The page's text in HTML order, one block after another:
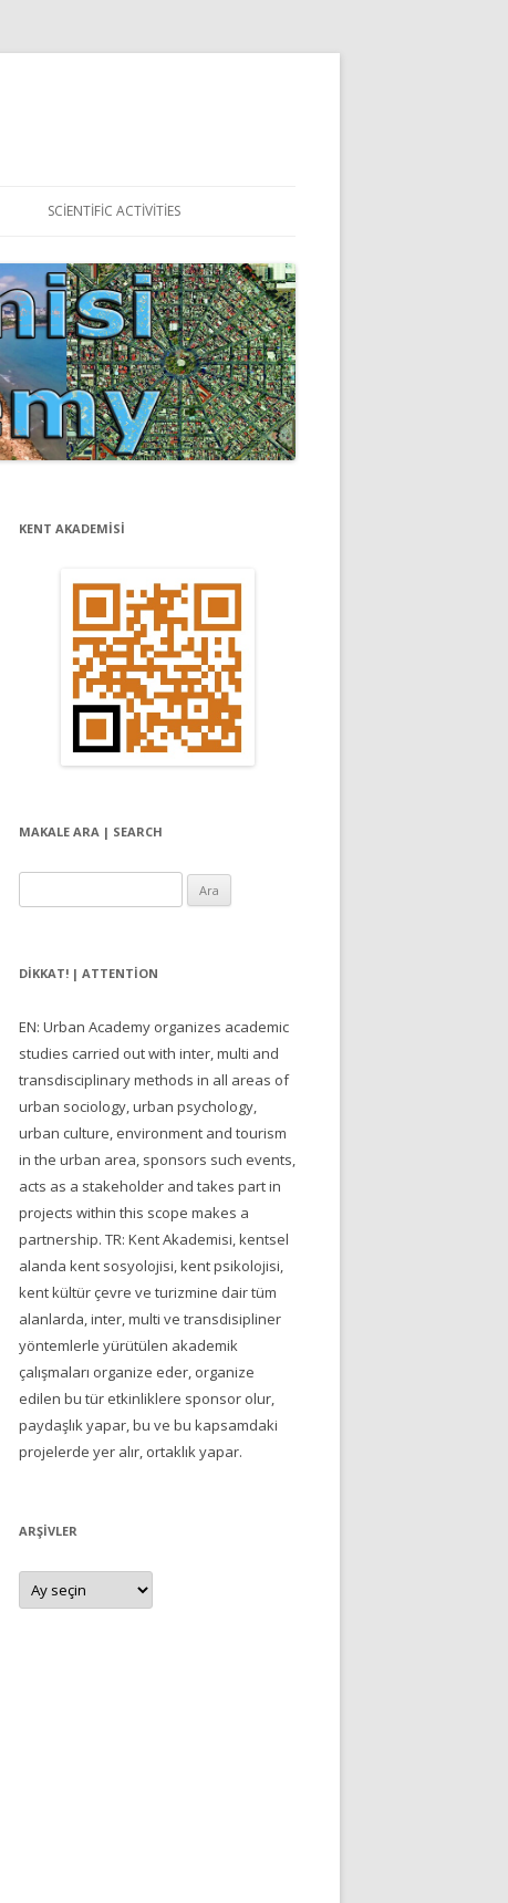
SCIENTIFIC ACTIVITIES
KENT AKADEMİSİ
MAKALE ARA | SEARCH
DIKKAT! | ATTENTION
EN: Urban Academy organizes academic
studies carried out with inter, multi and
transdisciplinary methods in all areas of
urban sociology, urban psychology,
urban culture, environment and tourism
in the urban area, sponsors such events,
acts as a stakeholder and takes part in
projects within this scope makes a
partnership. TR: Kent Akademisi, kentsel
alanda kent sosyolojisi, kent psikolojisi,
kent kültür çevre ve turizmine dair tüm
alanlarda, inter, multi ve transdisipliner
yöntemlerle yürütülen akademik
çalışmaları organize eder, organize
edilen bu tür etkinliklere sponsor olur,
paydaşlık yapar, bu ve bu kapsamdaki
projelerde yer alır, ortaklık yapar.
ARŞIVLER
Arşivler